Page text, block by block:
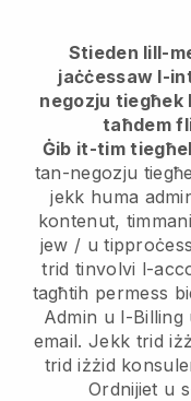
Stieden lill-
jaċċessaw l-
negozju tiegħek
taħdem
Ġib it-tim
tan-negozju
jekk huma
kontenut,
jew / u
trid tinvolvi l-
tagħtih permess
Admin u l-
email.Jekk trid
trid iżżid
Ordnijiet u